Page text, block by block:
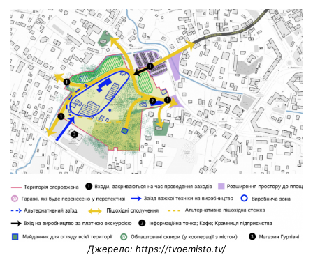
Джерело: https://tvoemisto.tv/